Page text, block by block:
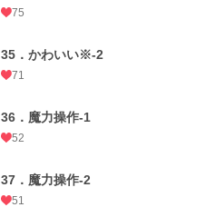
75
35．かわいい※-2
71
36．魔力操作-1
52
37．魔力操作-2
51